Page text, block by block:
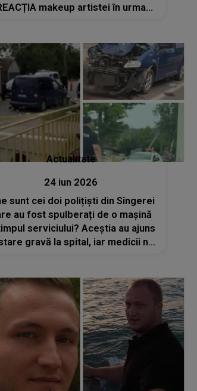
makeup artistei în urma
salon”
Actualitate
24 iun 2026
sunt cei doi polițiști din Sîngerei
au fost spulberați de o mașină
serviciului? Aceștia au ajuns
gravă la spital, iar medicii nu